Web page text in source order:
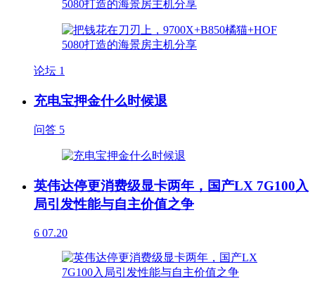
论坛 1
充电宝押金什么时候退
问答 5
英伟达停更消费级显卡两年，国产LX 7G100入
局引发性能与自主价值之争
6 07.20